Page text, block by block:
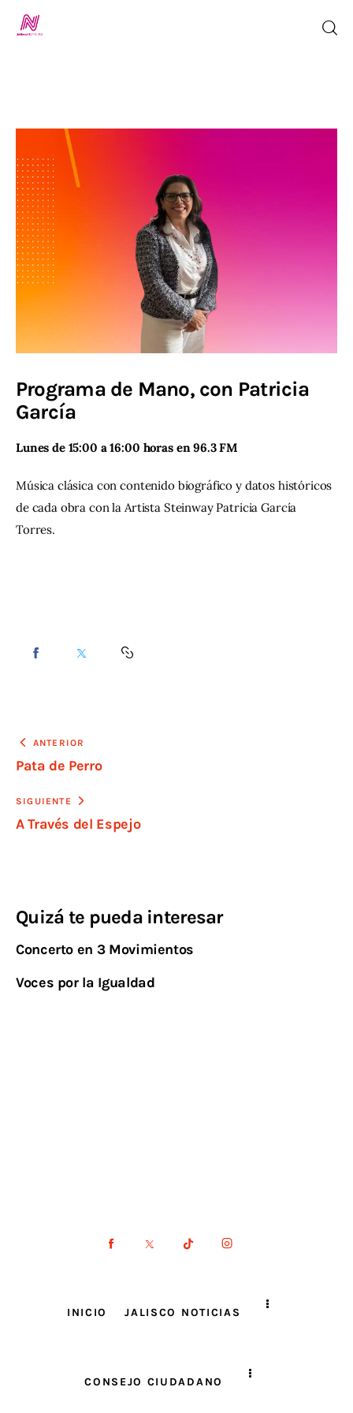
TV en Vivo
Jalisco Noticias
Programación
Jalisco RADIO / En Vivo
Nosotros
Contacto
Programa de Mano, con Patricia
García
Lunes de 15:00 a 16:00 horas en 96.3 FM
Música clásica con contenido biográfico y datos históricos
de cada obra con la Artista Steinway Patricia García
Torres.
ANTERIOR
Pata de Perro
SIGUIENTE
A Través del Espejo
Quizá te pueda interesar
Concerto en 3 Movimientos
Voces por la Igualdad
INICIO JALISCO NOTICIAS
CONSEJO CIUDADANO